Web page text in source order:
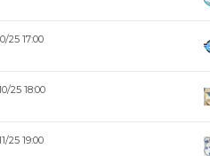
25 17:00
25 18:00
25 19:00